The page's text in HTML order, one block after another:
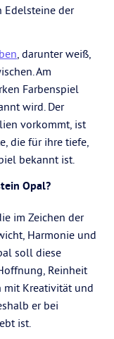
Edelsteine der
, darunter weiß,
Am
Farbenspiel
wird. Der
vorkommt, ist
die für ihre tiefe,
bekannt ist.
Opal?
im Zeichen der
Harmonie und
soll diese
Reinheit
mit Kreativität und
er bei
ist.